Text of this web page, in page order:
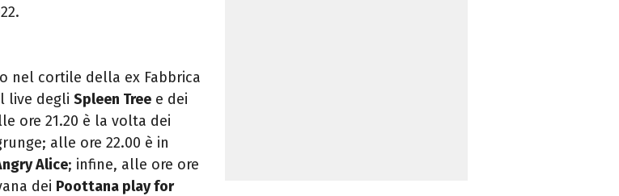
nel cortile della ex Fabbrica
live degli Spleen Tree e dei
ore 21.20 è la volta dei
alle ore 22.00 è in
Alice; infine, alle ore ore
dei Poottana play for